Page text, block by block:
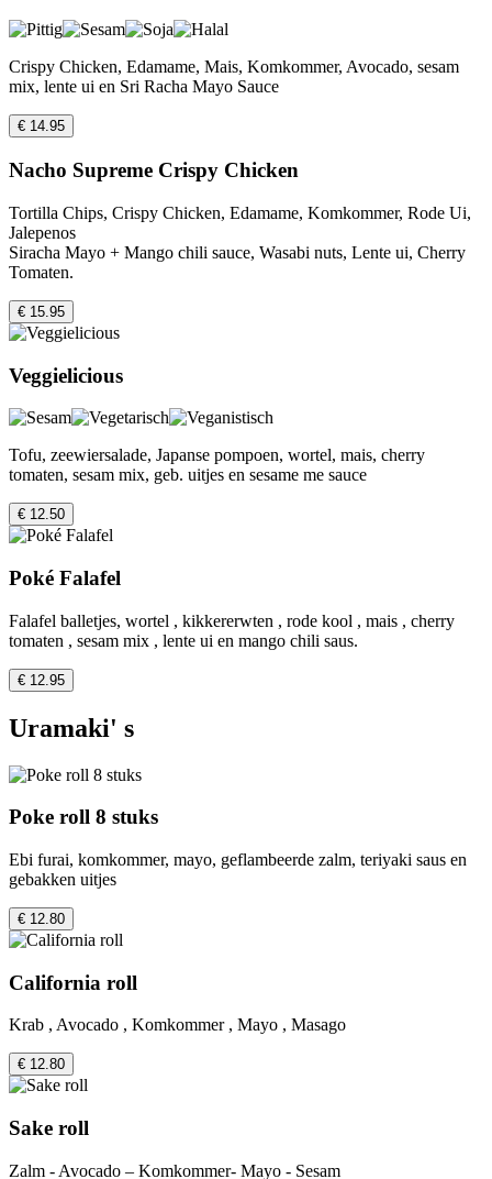
Crispy Chicken, Edamame, Mais, Komkommer, Avocado, sesam
mix, lente ui en Sri Racha Mayo Sauce
€ 14.95
Nacho Supreme Crispy Chicken
Tortilla Chips, Crispy Chicken, Edamame, Komkommer, Rode Ui,
Jalepenos
Siracha Mayo + Mango chili sauce, Wasabi nuts, Lente ui, Cherry
Tomaten.
€ 15.95
Veggielicious
Tofu, zeewiersalade, Japanse pompoen, wortel, mais, cherry
tomaten, sesam mix, geb. uitjes en sesame me sauce
€ 12.50
Poké Falafel
Falafel balletjes, wortel , kikkererwten , rode kool , mais , cherry
tomaten , sesam mix , lente ui en mango chili saus.
€ 12.95
Uramaki' s
Poke roll 8 stuks
Ebi furai, komkommer, mayo, geflambeerde zalm, teriyaki saus en
gebakken uitjes
€ 12.80
California roll
Krab , Avocado , Komkommer , Mayo , Masago
€ 12.80
Sake roll
Zalm - Avocado – Komkommer- Mayo - Sesam